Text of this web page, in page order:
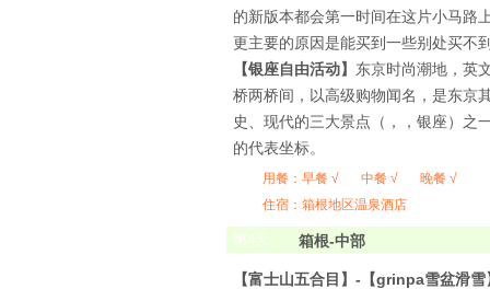
的新版本都会第一时间在这片小马路
更主要的原因是能买到一些别处买不
【银座自由活动】 东京时尚潮地，英
桥两桥间，以高级购物闻名，是东京
史、现代的三大景点（，，银座）之
的代表坐标。
用餐： 早餐 √ 中餐 √
晚餐 √
住宿：箱根地区温泉酒店
第4天 箱根-中部
【富士山五合目】 - 【grinpa雪盆滑雪